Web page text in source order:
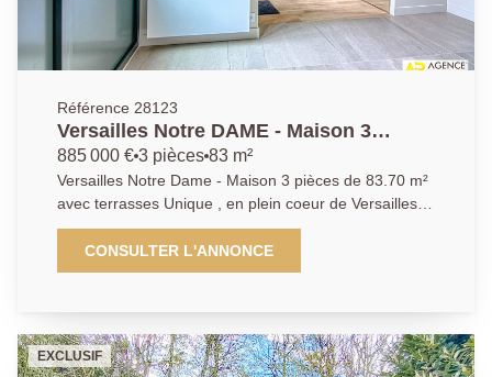
Référence 28123
Versailles Notre DAME - Maison 3
pièces de 83.70 m² avec Terrasses
885 000 € 3 pièces 83 m²
Versailles Notre Dame - Maison 3 pièces de 83.70 m²
avec terrasses Unique , en plein coeur de Versailles, à
proximité immédiate des commerces (5mn à pied de
la rue de la Paroisse , des écoles et à équidistance
entre les 3 gares, magnifique maison contemporaine
prestations haut de gamme offre : un grand séjour de
47 m² avec cuisine ouverte ouvrant de plain pied sur
CONSULTER L'ANNONCE
EXCLUSIF